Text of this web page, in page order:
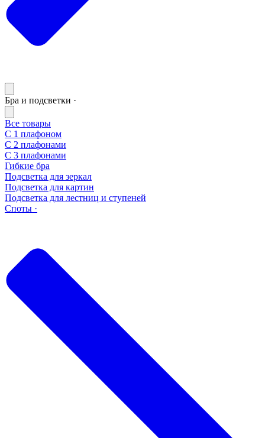
Бра и подсветки ·
Все товары
С 1 плафоном
С 2 плафонами
С 3 плафонами
Гибкие бра
Подсветка для зеркал
Подсветка для картин
Подсветка для лестниц и ступеней
Споты ·